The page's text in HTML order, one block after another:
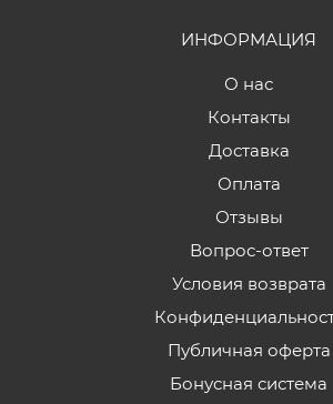
ИНФОРМАЦИЯ
О нас
Контакты
Доставка
Оплата
Отзывы
Вопрос-ответ
Условия возврата
Публичная оферта
Бонусная система